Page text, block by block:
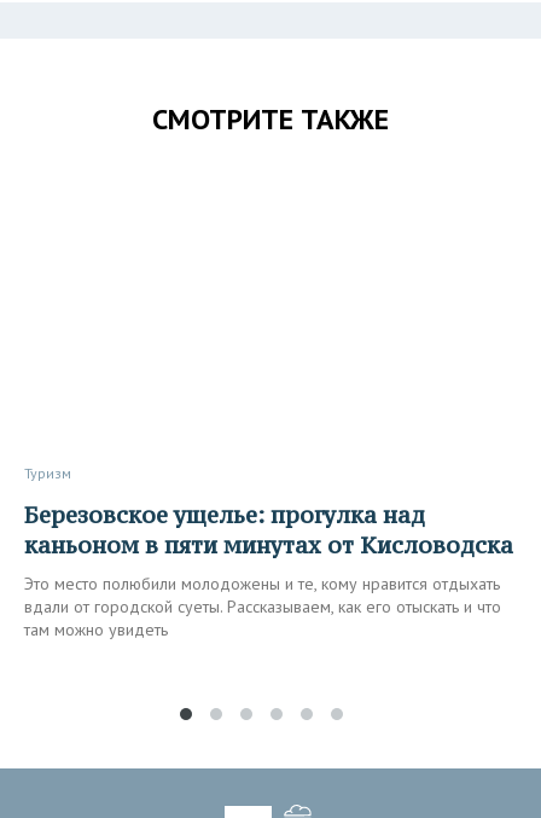
СМОТРИТЕ ТАКЖЕ
Туризм
Березовское ущелье: прогулка над
каньоном в пяти минутах от Кисловодска
Это место полюбили молодожены и те, кому нравится отдыхать
вдали от городской суеты. Рассказываем, как его отыскать и что
там можно увидеть